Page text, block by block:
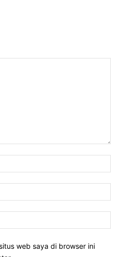
web saya di browser ini